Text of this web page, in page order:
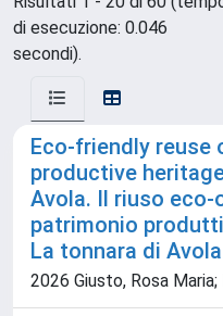
di esecuzione: 0.046
secondi).
Eco-friendly reuse
productive
Avola. Il riuso eco-
patrimonio
La tonnara di Avola
2026 Giusto, Rosa Maria;